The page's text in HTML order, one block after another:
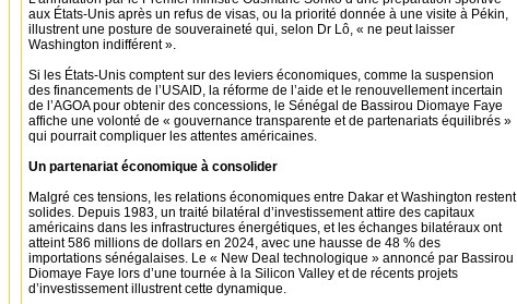
aux États-Unis après un refus de visas, ou la priorité donnée à une visite à Pékin,
illustrent une posture de souveraineté qui, selon Dr Lô, « ne peut laisser
Washington indifférent ».
Si les États-Unis comptent sur des leviers économiques, comme la suspension
des financements de l’USAID, la réforme de l’aide et le renouvellement incertain
de l’AGOA pour obtenir des concessions, le Sénégal de Bassirou Diomaye Faye
affiche une volonté de « gouvernance transparente et de partenariats équilibrés »
qui pourrait compliquer les attentes américaines.
Un partenariat économique à consolider
Malgré ces tensions, les relations économiques entre Dakar et Washington restent
solides. Depuis 1983, un traité bilatéral d’investissement attire des capitaux
américains dans les infrastructures énergétiques, et les échanges bilatéraux ont
atteint 586 millions de dollars en 2024, avec une hausse de 48 % des
importations sénégalaises. Le « New Deal technologique » annoncé par Bassirou
Diomaye Faye lors d’une tournée à la Silicon Valley et de récents projets
d’investissement illustrent cette dynamique.